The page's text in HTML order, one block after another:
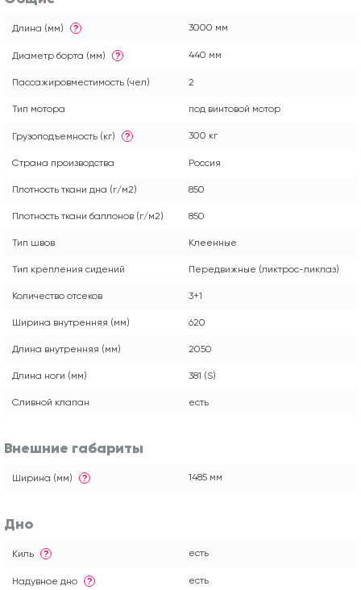
Длина (мм) ? 3000 мм
Диаметр борта (мм) ? 440 мм
Пассажировместимость (чел) 2
Тип мотора под винтовой мотор
Грузоподъемность (кг) ? 300 кг
Страна производства Россия
Плотность ткани дна (г/м2) 850
Плотность ткани баллонов (г/м2) 850
Тип швов Клеенные
Тип крепления сидений Передвижные (ликтрос-ликпаз)
Количество отсеков 3+1
Ширина внутренняя (мм) 620
Длина внутренняя (мм) 2050
Длина ноги (мм) 381 (S)
Сливной клапан есть
Внешние габариты
Ширина (мм) ? 1485 мм
Дно
Киль ? есть
Надувное дно ? есть